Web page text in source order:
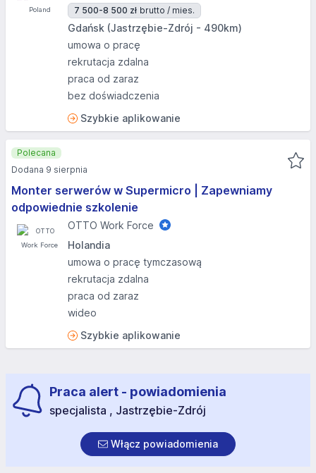
7 500-8 500 zł brutto / mies.
Gdańsk (Jastrzębie-Zdrój - 490km)
umowa o pracę
rekrutacja zdalna
praca od zaraz
bez doświadczenia
Szybkie aplikowanie
Monter serwerów w Supermicro | Zapewniamy
odpowiednie szkolenie
OTTO Work Force
Holandia
umowa o pracę tymczasową
rekrutacja zdalna
praca od zaraz
wideo
Szybkie aplikowanie
Polecana
Dodana 9 sierpnia
Praca alert - powiadomienia
specjalista , Jastrzębie-Zdrój
Włącz powiadomienia